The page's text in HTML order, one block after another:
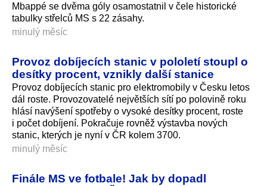
Mbappé se dvěma góly osamostatnil v čele historické
tabulky střelců MS s 22 zásahy.
minulý měsíc
Provoz dobíjecích stanic v pololetí stoupl o
desítky procent, vznikly další stanice
Provoz dobíjecích stanic pro elektromobily v Česku letos
dál roste. Provozovatelé největších sítí po polovině roku
hlásí navýšení spotřeby o vysoké desítky procent, roste
i počet dobíjení. Pokračuje rovněž výstavba nových
stanic, kterých je nyní v ČR kolem 3700.
minulý měsíc
Finále MS ve fotbale! Jak by dopadl